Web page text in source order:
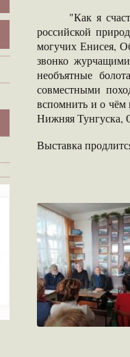
"Как я
российской
могучих Енисея,
звонко
необъятные
совместными
вспомнить и о чём
Нижняя Тунгуска,
Выставка